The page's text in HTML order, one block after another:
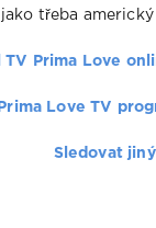
třeba americký
TV Prima Love
Prima Love TV
Sledovat